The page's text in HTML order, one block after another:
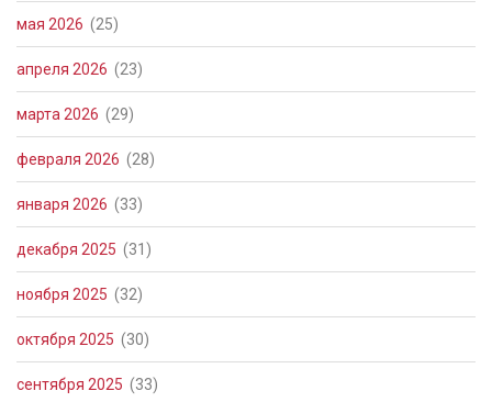
мая 2026 (25)
апреля 2026 (23)
марта 2026 (29)
февраля 2026 (28)
января 2026 (33)
декабря 2025 (31)
ноября 2025 (32)
октября 2025 (30)
сентября 2025 (33)